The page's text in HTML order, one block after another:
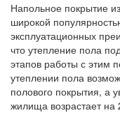
Напольное покрытие
широкой
эксплуатационных
что утепление пола
этапов работы с этим
утеплении пола
полового покрытия, а
жилища возрастает на